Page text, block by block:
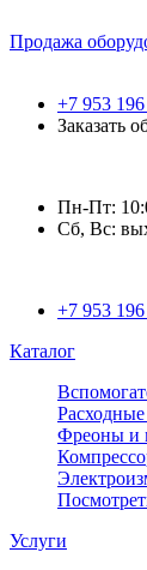
Продажа
+7 953
Заказать
Пн-Пт:
Сб, Вс:
+7 953
Каталог
Фреоны и
Услуги